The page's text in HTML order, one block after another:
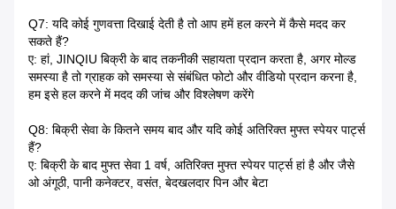
Q7: यदि कोई गुणवत्ता दिखाई देती है तो आप हमें हल करने में कैसे मदद कर
सकते हैं?
ए: हां, JINQIU बिक्री के बाद तकनीकी सहायता प्रदान करता है, अगर मोल्ड
समस्या है तो ग्राहक को समस्या से संबंधित फोटो और वीडियो प्रदान करना है,
हम इसे हल करने में मदद की जांच और विश्लेषण करेंगे
Q8: बिक्री सेवा के कितने समय बाद और यदि कोई अतिरिक्त मुफ्त स्पेयर पार्ट्स
हैं?
ए: बिक्री के बाद मुफ्त सेवा 1 वर्ष, अतिरिक्त मुफ्त स्पेयर पार्ट्स हां है और जैसे
ओ अंगूठी, पानी कनेक्टर, वसंत, बेदखलदार पिन और बेटा